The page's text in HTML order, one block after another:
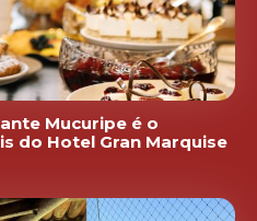
Mucuripe é o
do Hotel Gran Marquise